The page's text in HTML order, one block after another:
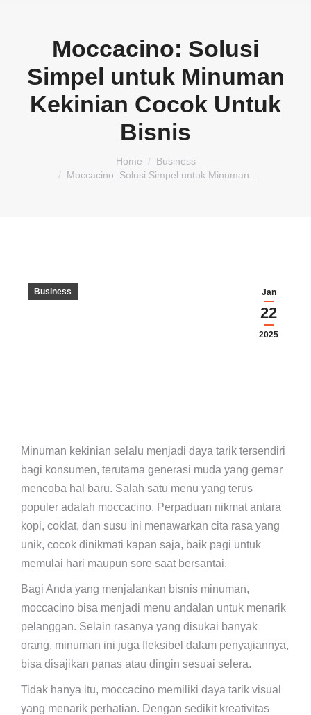
Moccacino: Solusi
Simpel untuk Minuman
Kekinian Cocok Untuk
Bisnis
Home
Business
Moccacino: Solusi Simpel untuk Minuman…
Jan
22
2025
Business
Minuman kekinian selalu menjadi daya tarik tersendiri
bagi konsumen, terutama generasi muda yang gemar
mencoba hal baru. Salah satu menu yang terus
populer adalah moccacino. Perpaduan nikmat antara
kopi, coklat, dan susu ini menawarkan cita rasa yang
unik, cocok dinikmati kapan saja, baik pagi untuk
memulai hari maupun sore saat bersantai.
Bagi Anda yang menjalankan bisnis minuman,
moccacino bisa menjadi menu andalan untuk menarik
pelanggan. Selain rasanya yang disukai banyak
orang, minuman ini juga fleksibel dalam penyajiannya,
bisa disajikan panas atau dingin sesuai selera.
Tidak hanya itu, moccacino memiliki daya tarik visual
yang menarik perhatian. Dengan sedikit kreativitas